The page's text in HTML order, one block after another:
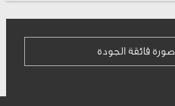
صورة فائقة الجودة